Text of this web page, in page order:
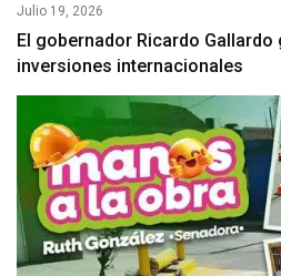
Julio 19, 2026
El gobernador Ricardo
inversiones internacionales